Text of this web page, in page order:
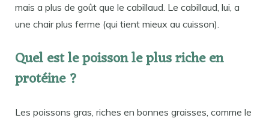
mais a plus de goût que le cabillaud. Le cabillaud, lui, a
une chair plus ferme (qui tient mieux au cuisson).
Quel est le poisson le plus riche en
protéine ?
Les poissons gras, riches en bonnes graisses, comme le